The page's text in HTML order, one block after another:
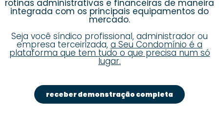
rotinas administrativas e financeiras de maneira
integrada com os principais equipamentos do
mercado.
Seja você síndico profissional, administrador ou
empresa terceirizada, a Seu Condomínio é a
plataforma que tem tudo o que precisa num só
lugar.
receber demonstração completa